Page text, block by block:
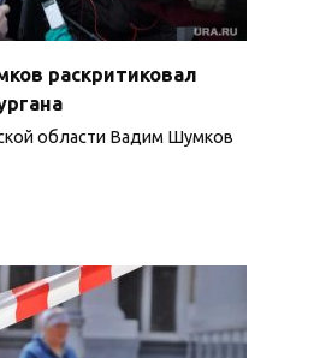
раскритиковал
области Вадим Шумков